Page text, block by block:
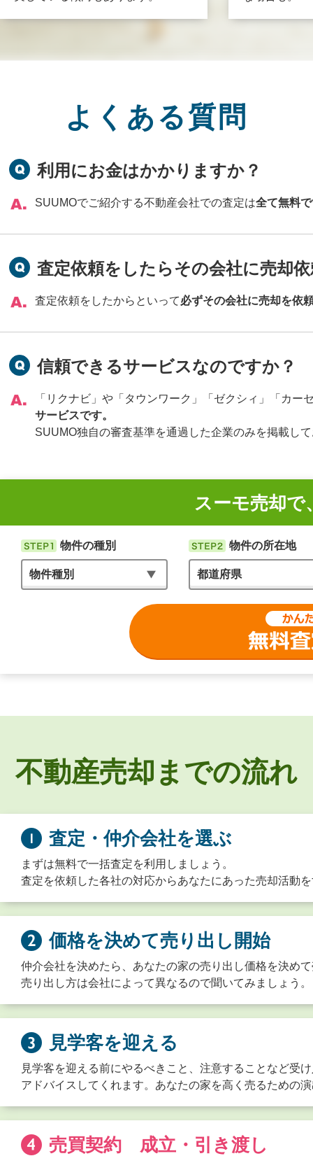
よくある質問
利用にお金はかかりますか？
SUUMOでご紹介する不動産会社での査定は全て無料
査定依頼をしたらその会社に売却
査定依頼をしたからといって必ずその会社に売却を依
信頼できるサービスなのですか？
「リクナビ」や「タウンワーク」「ゼクシィ」「カー
サービスです。
SUUMO独自の審査基準を通過した企業のみを掲載し
スーモ売却で
物件の種別 物件の所在地
不動産売却までの流れ
査定・仲介会社を選ぶ
まずは無料で一括査定を利用しましょう。
査定を依頼した各社の対応からあなたにあった売却活動
価格を決めて売り出し開始
仲介会社を決めたら、あなたの家の売り出し価格を決め
売り出し方は会社によって異なるので聞いてみましょう。
見学客を迎える
見学客を迎える前にやるべきこと、注意することなど受
アドバイスしてくれます。あなたの家を高く売るための
売買契約 成立・引き渡し